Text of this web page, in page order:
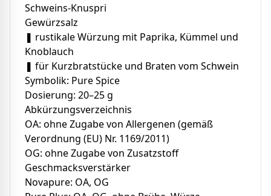
Schweins-Knuspri
Gewürzsalz
❚ rustikale Würzung mit Paprika, Kümmel und
Knoblauch
❚ für Kurzbratstücke und Braten vom Schwein
Symbolik: Pure Spice
Dosierung: 20–25 g
Abkürzungsverzeichnis
OA: ohne Zugabe von Allergenen (gemäß
Verordnung (EU) Nr. 1169/2011)
OG: ohne Zugabe von Zusatzstoff
Geschmacksverstärker
Novapure: OA, OG